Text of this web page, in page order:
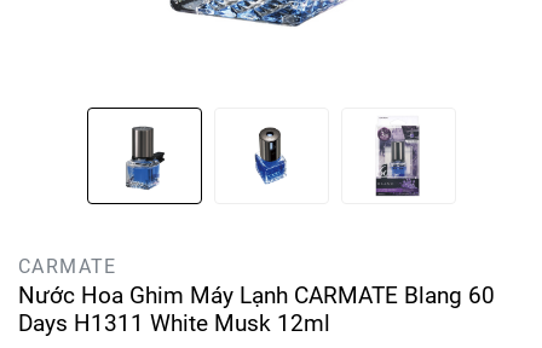
CARMATE
Nước Hoa Ghim Máy Lạnh CARMATE Blang 60
Days H1311 White Musk 12ml